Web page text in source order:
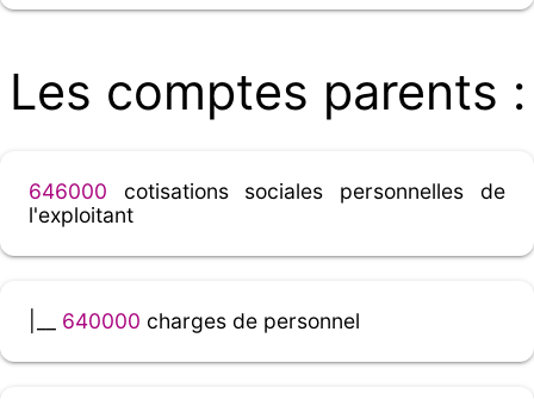
Les comptes parents :
646000 cotisations sociales personnelles de
l'exploitant
640000 charges de personnel